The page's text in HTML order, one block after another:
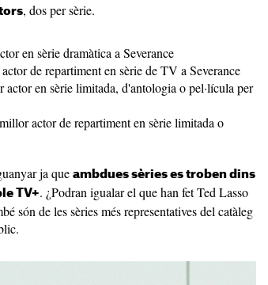
, dos per sèrie.
en sèrie dramàtica a Severance
de repartiment en sèrie de TV a Severance
en sèrie limitada, d'antologia o pel·lícula per
actor de repartiment en sèrie limitada o
ja que ambdues sèries es troben dins
TV+. ¿Podran igualar el que han fet Ted Lasso
són de les sèries més representatives del catàleg